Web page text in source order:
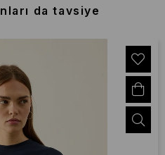
da tavsiye